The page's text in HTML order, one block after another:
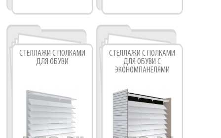
Фабрика торгового оборудования
СТЕЛЛАЖИ С ПОЛКАМИ
ДЛЯ ОБУВИ
СТЕЛЛАЖИ С ПОЛКАМИ
ДЛЯ ОБУВИ С
ЭКОНОМПАНЕЛЯМИ